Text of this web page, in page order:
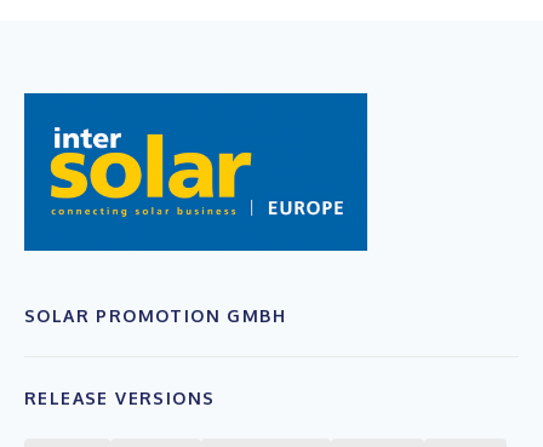
SOLAR PROMOTION GMBH
RELEASE VERSIONS